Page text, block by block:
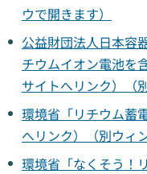
ウで開きます）
公益財団法人日本容
チウムイオン電池を
サイトへリンク）（
環境省「リチウム蓄
へリンク）（別ウィ
環境省「なくそう！